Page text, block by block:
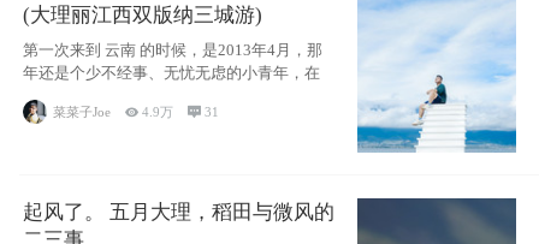
(大理丽江西双版纳三城游)
第一次来到 云南 的时候，是2013年4月，那
年还是个少不经事、无忧无虑的小青年，在
菜菜子Joe 4.9万  31
起风了。 五月大理，稻田与微风的